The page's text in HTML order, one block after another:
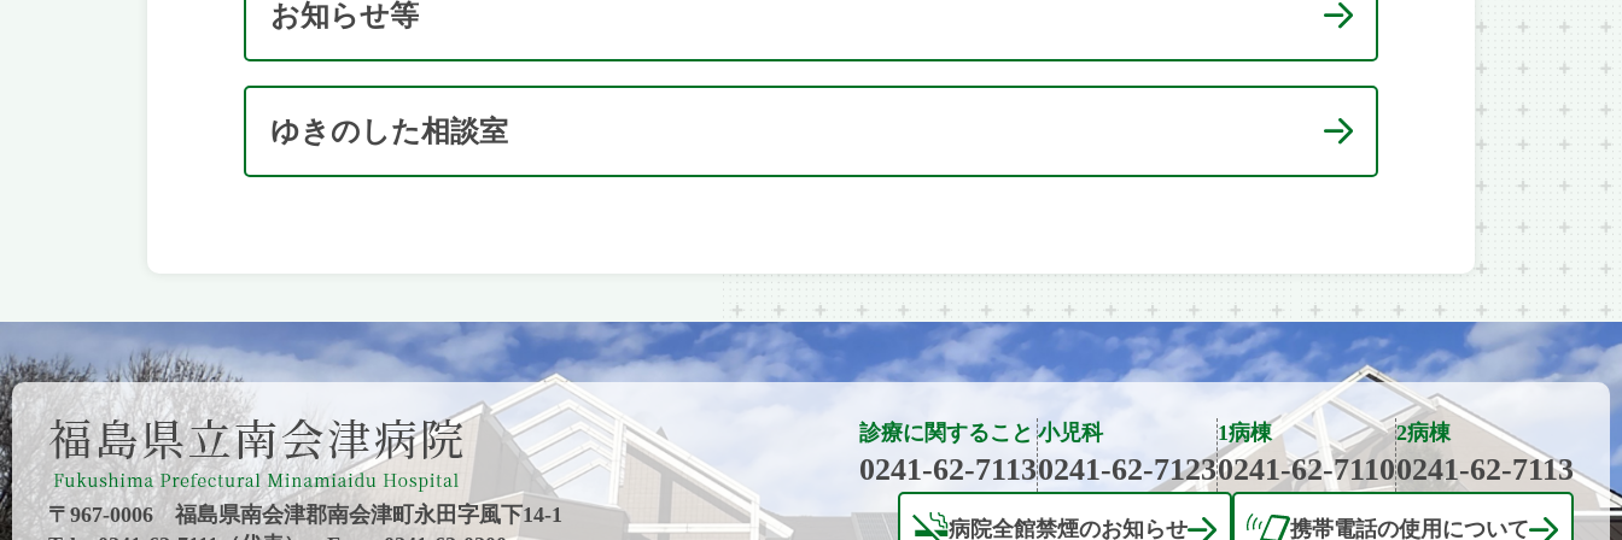
お知らせ等
ゆきのした相談室
診療に関すること
0241-62-7113
小児科
0241-62-7123
1病棟
0241-62-7110
2病棟
0241-62-7113
〒967-0006 福島県南会津郡南会津町永田字風下14-1
病院全館禁煙のお知らせ 携帯電話の使用について